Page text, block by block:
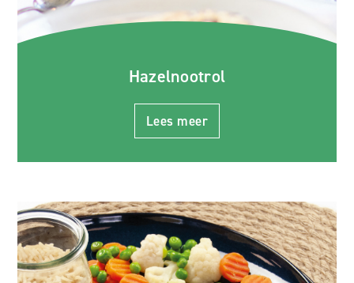
Hazelnootrol
Lees meer